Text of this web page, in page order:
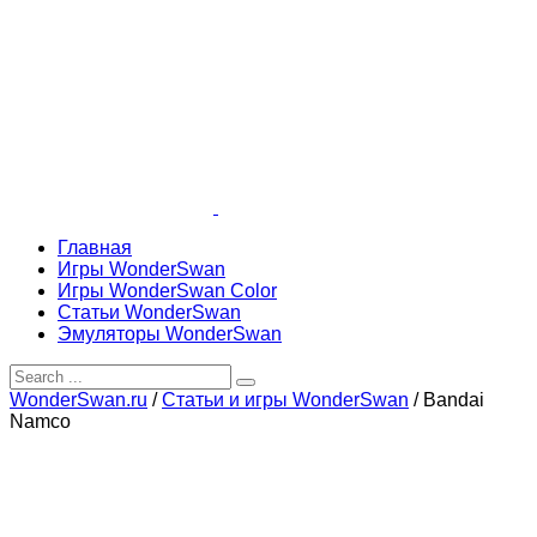
Главная
Игры WonderSwan
Игры WonderSwan Color
Статьи WonderSwan
Эмуляторы WonderSwan
WonderSwan.ru /Статьи и игры WonderSwan / Bandai
Namco